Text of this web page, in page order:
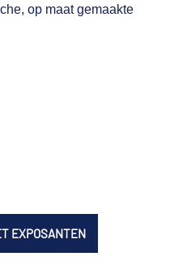
op maat gemaakte
EXPOSANTEN